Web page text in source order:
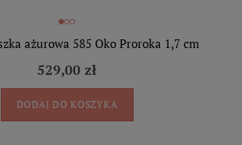
ażurowa 585 Oko Proroka 1,7 cm
529,00 zł
DODAJ DO KOSZYKA